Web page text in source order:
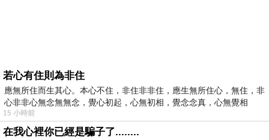
若心有住則為非住
應無所住而生其心。本心不住，非住非非住，應生無所住心，無住，非
心非非心無念無無念，覺心初起，心無初相，覺念念真，心無覺相
15 小時前
在我心裡你已經是騙子了........